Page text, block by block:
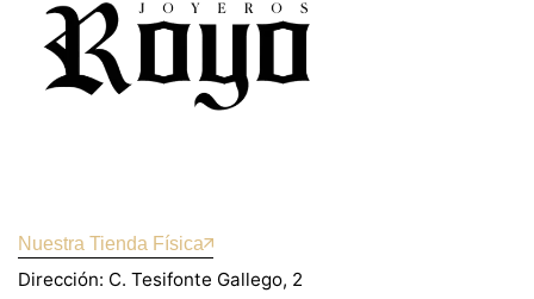
Nuestra Tienda Física
Dirección: C. Tesifonte Gallego, 2